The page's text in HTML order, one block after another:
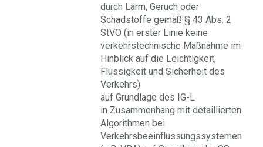
durch Lärm, Geruch oder
Schadstoffe gemäß § 43 Abs. 2
StVO (in erster Linie keine
verkehrstechnische Maßnahme im
Hinblick auf die Leichtigkeit,
Flüssigkeit und Sicherheit des
Verkehrs)
auf Grundlage des IG-L
in Zusammenhang mit detaillierten
Algorithmen bei
Verkehrsbeeinflussungssystemen